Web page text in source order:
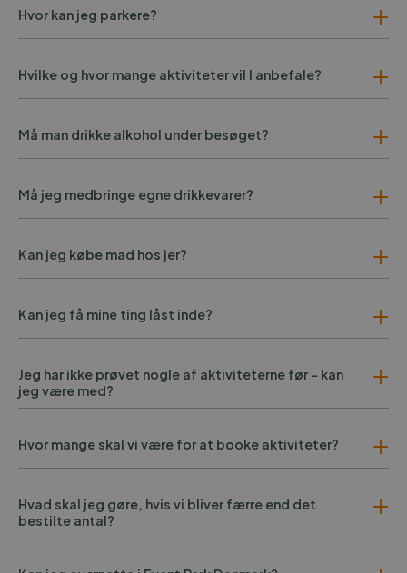
Hvor kan jeg parkere?
Hvilke og hvor mange aktiviteter vil I anbefale?
Må man drikke alkohol under besøget?
Må jeg medbringe egne drikkevarer?
Kan jeg købe mad hos jer?
Kan jeg få mine ting låst inde?
Jeg har ikke prøvet nogle af aktiviteterne før - kan
jeg være med?
Hvor mange skal vi være for at booke aktiviteter?
Hvad skal jeg gøre, hvis vi bliver færre end det
bestilte antal?